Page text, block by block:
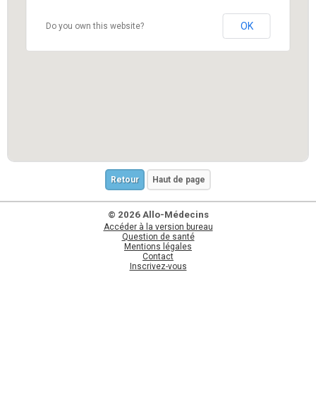
Do you own this website? OK
Retour Haut de page
© 2026 Allo-Médecins
Accéder à la version bureau
Question de santé
Mentions légales
Contact
Inscrivez-vous